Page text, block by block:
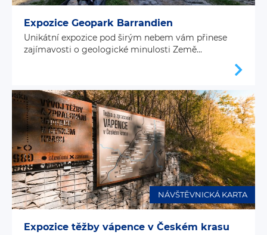
Expozice Geopark Barrandien
Unikátní expozice pod širým nebem vám přinese
zajímavosti o geologické minulosti Země...
NÁVŠTĚVNICKÁ KARTA
Expozice těžby vápence v Českém krasu